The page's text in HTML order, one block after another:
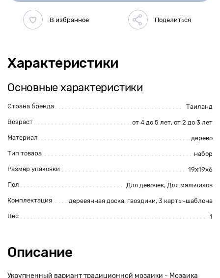
Характеристики
Основные характеристики
Страна бренда Таиланд
Возраст от 4 до 5 лет, от 2 до 3 лет
Материал дерево
Тип товара набор
Размер упаковки 19х19х6
Пол Для девочек, Для мальчиков
Комплектация деревянная доска, гвоздики, 3 карты-шаблона
Вес 1
Описание
Укрупненный вариант традиционной мозаики - Мозаика